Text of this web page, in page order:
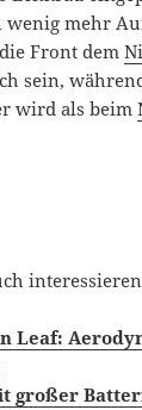
wenig mehr
Front dem
sein,
wird als beim
Leaf:
großer